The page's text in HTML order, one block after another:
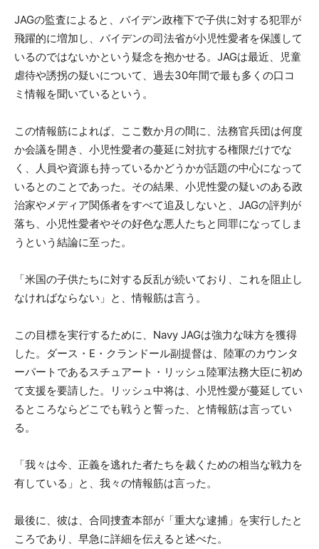
JAGの監査によると、バイデン政権下で子供に対する犯罪が
飛躍的に増加し、バイデンの司法省が小児性愛者を保護して
いるのではないかという疑念を抱かせる。JAGは最近、児童
虐待や誘拐の疑いについて、過去30年間で最も多くの口コ
ミ情報を聞いているという。
この情報筋によれば、ここ数か月の間に、法務官兵団は何度
か会議を開き、小児性愛者の蔓延に対抗する権限だけでな
く、人員や資源も持っているかどうかが話題の中心になって
いるとのことであった。その結果、小児性愛の疑いのある政
治家やメディア関係者をすべて追及しないと、JAGの評判が
落ち、小児性愛者やその好色な悪人たちと同罪になってしま
うという結論に至った。
「米国の子供たちに対する反乱が続いており、これを阻止し
なければならない」と、情報筋は言う。
この目標を実行するために、Navy JAGは強力な味方を獲得
した。ダース・E・クランドール副提督は、陸軍のカウンタ
ーパートであるスチュアート・リッシュ陸軍法務大臣に初め
て支援を要請した。リッシュ中将は、小児性愛が蔓延してい
るところならどこでも戦うと誓った、と情報筋は言ってい
る。
「我々は今、正義を逃れた者たちを裁くための相当な戦力を
有している」と、我々の情報筋は言った。
最後に、彼は、合同捜査本部が「重大な逮捕」を実行したと
ころであり、早急に詳細を伝えると述べた。